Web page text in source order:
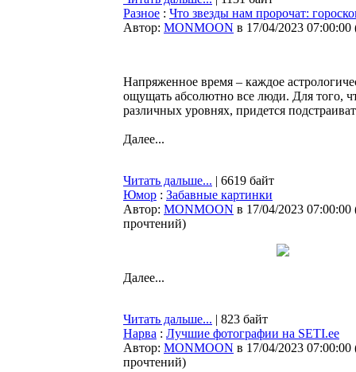
Разное : Что звезды нам пророчат:
Автор: MONMOON в 17/04/2023 07:00:00
Напряженное время – каждое
ощущать абсолютно все люди. Для того,
различных уровнях, придется
Далее...
Читать дальше... | 6619 байт
Юмор : Забавные картинки
Автор: MONMOON в 17/04/2023 07:00:00
прочтений)
Далее...
Читать дальше... | 823 байт
Нарва : Лучшие фотографии на SETI.ee
Автор: MONMOON в 17/04/2023 07:00:00
прочтений)